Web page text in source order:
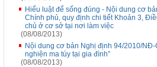
Hiểu luật để sống đúng - Nội dung cơ
Chính phủ, quy định chi tiết Khoản 3,
chủ ở cơ sở tại nơi làm việc
(08/08/2013)
Nội dung cơ bản Nghị định 94/2010/
nghiện ma túy tại gia đình”
(08/08/2013)